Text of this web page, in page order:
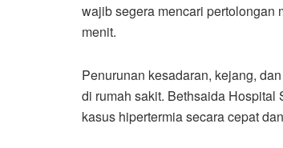
wajib segera mencari pertolongan
menit.
Penurunan kesadaran, kejang,
di rumah sakit. Bethsaida
kasus hipertermia secara cepat